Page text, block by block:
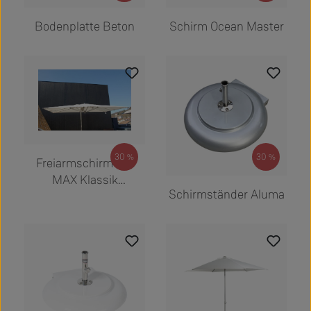
Bodenplatte Beton Schirm Ocean Master
30 %
Regulärer Preis:
Freiarmschirm OM
MAX Klassik
30 %
Regulärer Preis:
625,00 €
Schirmständer Aluma